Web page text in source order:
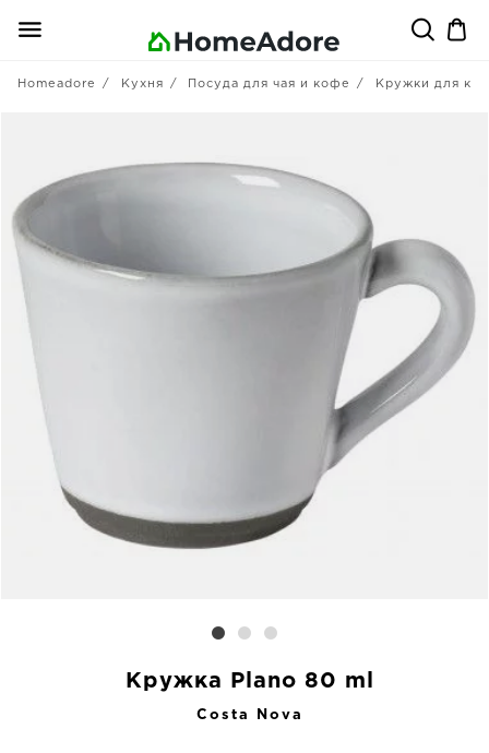
Homeadore Кухня Посуда для чая и кофе Кружки для
Кружка Plano 80 ml
Costa Nova